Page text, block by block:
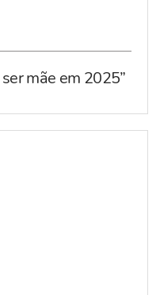
mãe em 2025”